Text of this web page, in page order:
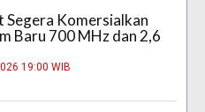
Segera Komersialkan
Baru 700 MHz dan 2,6
19:00 WIB